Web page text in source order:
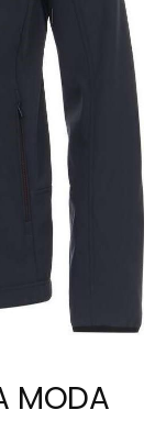
MODA